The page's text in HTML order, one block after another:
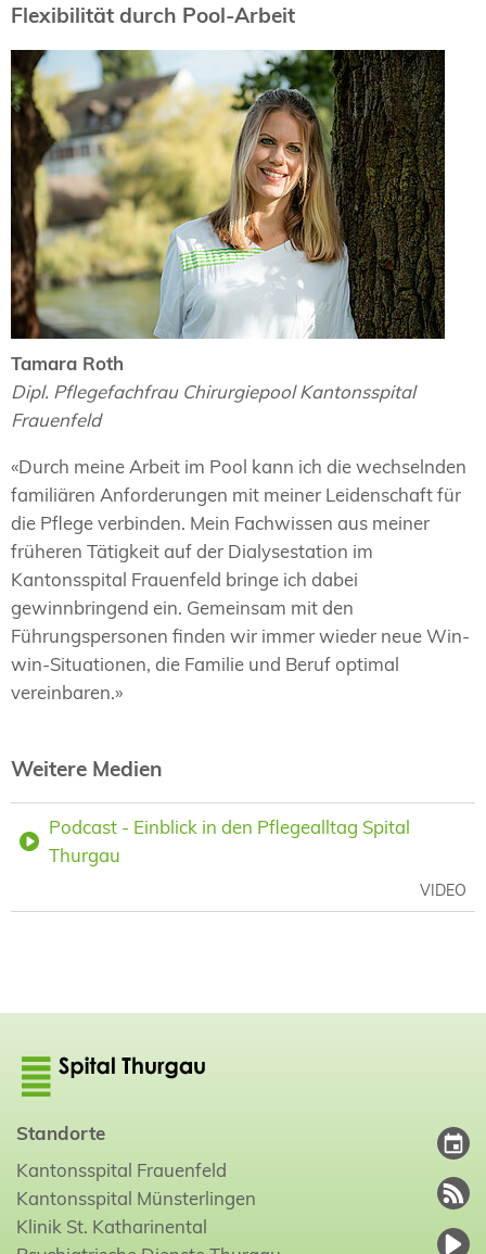
Flexibilität durch Pool-Arbeit
Tamara Roth
Dipl. Pflegefachfrau Chirurgiepool Kantonsspital
Frauenfeld
«Durch meine Arbeit im Pool kann ich die wechselnden
familiären Anforderungen mit meiner Leidenschaft für
die Pflege verbinden. Mein Fachwissen aus meiner
früheren Tätigkeit auf der Dialysestation im
Kantonsspital Frauenfeld bringe ich dabei
gewinnbringend ein. Gemeinsam mit den
Führungspersonen finden wir immer wieder neue Win-
win-Situationen, die Familie und Beruf optimal
vereinbaren.»
Weitere Medien
Podcast - Einblick in den Pflegealltag Spital
Thurgau
VIDEO
Standorte
Kantonsspital Frauenfeld
Kantonsspital Münsterlingen
Klinik St. Katharinental